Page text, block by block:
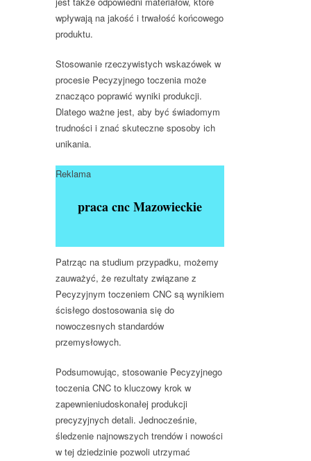
wpływają na jakość i trwałość końcowego
produktu.
Stosowanie rzeczywistych wskazówek w
procesie Pecyzyjnego toczenia może
znacząco poprawić wyniki produkcji.
Dlatego ważne jest, aby być świadomym
trudności i znać skuteczne sposoby ich
unikania.
Reklama
praca cnc Mazowieckie
Patrząc na studium przypadku, możemy
zauważyć, że rezultaty związane z
Pecyzyjnym toczeniem CNC są wynikiem
ścisłego dostosowania się do
nowoczesnych standardów
przemysłowych.
Podsumowując, stosowanie Pecyzyjnego
toczenia CNC to kluczowy krok w
zapewnieniudoskonałej produkcji
precyzyjnych detali. Jednocześnie,
śledzenie najnowszych trendów i nowości
w tej dziedzinie pozwoli utrzymać